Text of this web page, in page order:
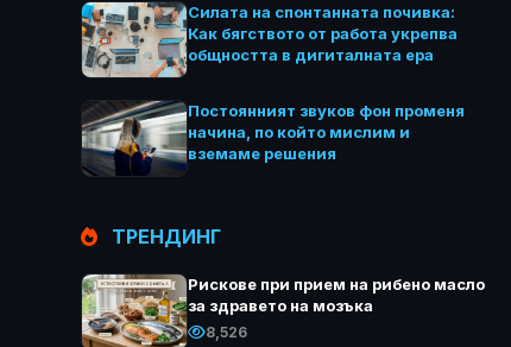
Силата на спонтанната почивка:
Как бягството от работа укрепва
общността в дигиталната ера
Постоянният звуков фон променя
начина, по който мислим и
вземаме решения
ТРЕНДИНГ
Рискове при прием на рибено масло
за здравето на мозъка
8,526